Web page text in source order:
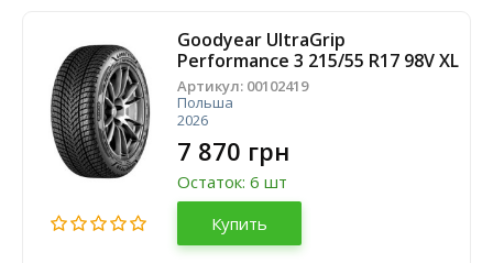
Goodyear UltraGrip
Performance 3 215/55 R17 98V XL
Артикул: 00102419
Польша
2026
7 870 грн
Остаток: 6 шт
Купить